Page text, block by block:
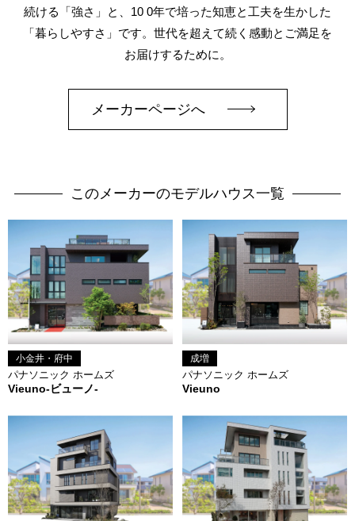
続ける「強さ」と、10 0年で培った知恵と工夫を生かした
「暮らしやすさ」です。世代を超えて続く感動とご満足を
お届けするために。
メーカーページへ
このメーカーのモデルハウス一覧
小金井・府中
パナソニック ホームズ
Vieuno-ビューノ-
成増
パナソニック ホームズ
Vieuno